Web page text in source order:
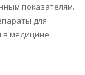
показателям.
для
в медицине.